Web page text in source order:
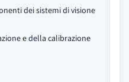
dei sistemi di visione
e della calibrazione